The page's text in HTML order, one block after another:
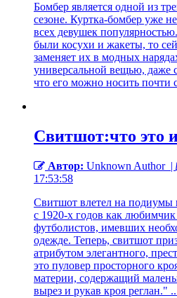
Бомбер является одной из
сезоне. Куртка-бомбер уже
всех девушек
были косухи и жакеты, то
заменяет их в модных
универсальной вещью, даже
что его можно носить почти
Свитшот:что это
Автор: Unknown Author|
17:53:58
Свитшот влетел на подиумы
с 1920-х годов как любимчик
футболистов, имевших
одежде. Теперь, свитшот
атрибутом элегантного,
это пуловер просторного
материи, содержащий
вырез и рукав кроя реглан."